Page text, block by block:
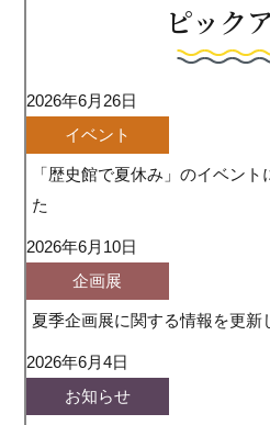
ピック
2026年6月26日
イベント
「歴史館で夏休み」のイベン
た
2026年6月10日
企画展
夏季企画展に関する情報を更新
2026年6月4日
お知らせ